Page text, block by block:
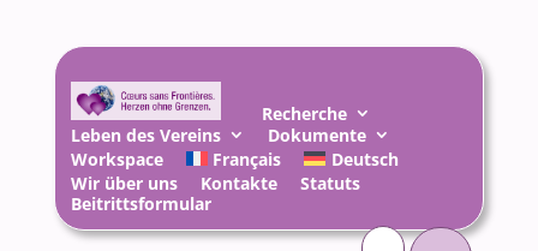
Recherche
Leben des Vereins
Dokumente
Workspace
Français
Deutsch
Wir über uns
Kontakte
Statuts
Beitrittsformular
Suchen
nach: